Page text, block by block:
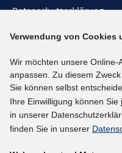
Datenschutzerklärung
Barrieren melden
Social-Media-Kanäle
BlueSky
YouTube
LinkedIn
Verwendung von Cookies
Wir möchten unsere
anpassen. Zu diesem
Sie können selbst
Ihre Einwilligung können Sie
in unserer
finden Sie in unserer